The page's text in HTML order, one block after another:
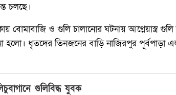
চলছে।
বোমাবাজি ও গুলি চালানোর ঘটনায় আগ্নেয়াস্ত্র
ধৃতদের তিনজনের বাড়ি নাজিরপুর পূর্বপাড়া
গুলিবিদ্ধ যুবক